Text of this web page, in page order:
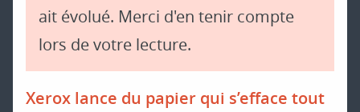
ait évolué. Merci d'en tenir compte
lors de votre lecture.
Xerox lance du papier qui s’efface tout